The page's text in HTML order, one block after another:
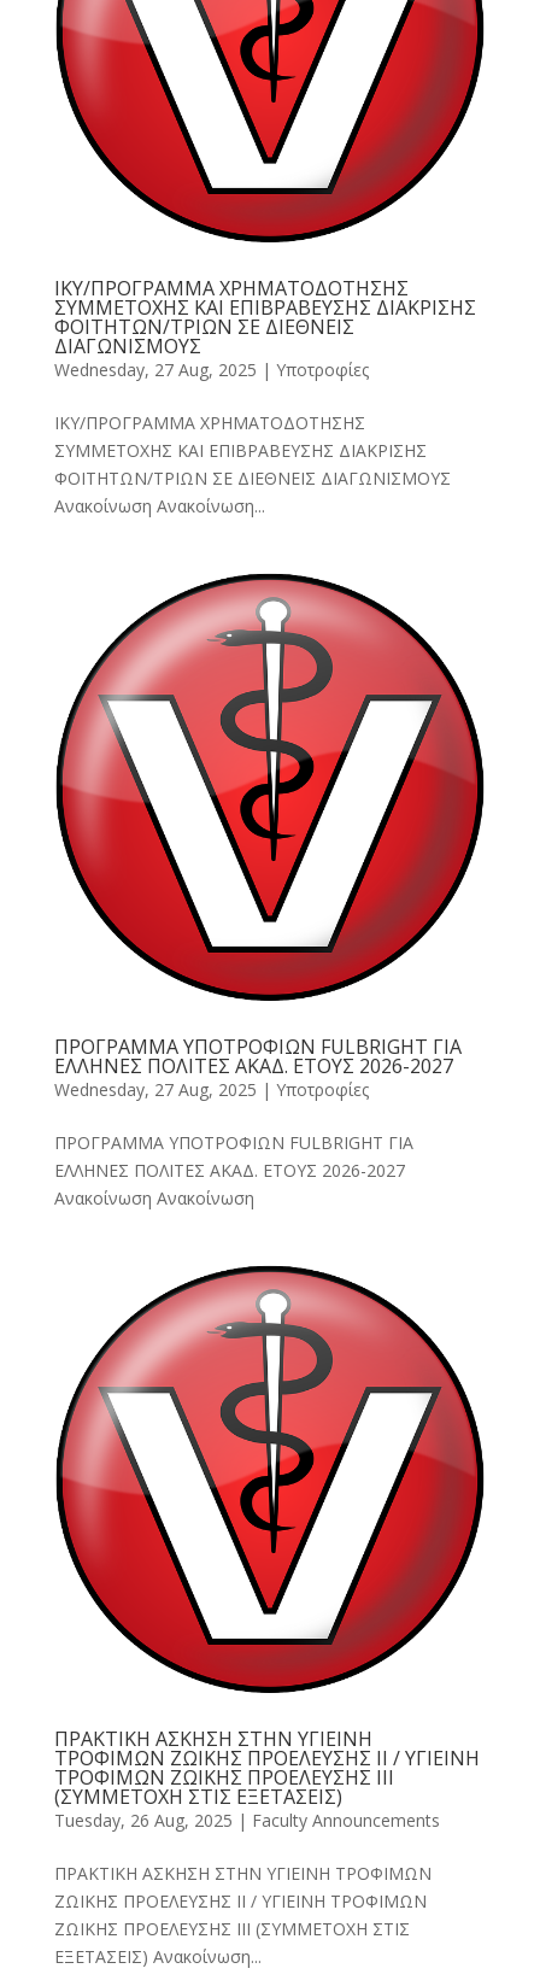
ΙΚΥ/ΠΡΟΓΡΑΜΜΑ ΧΡΗΜΑΤΟΔΟΤΗΣΗΣ
ΣΥΜΜΕΤΟΧΗΣ ΚΑΙ ΕΠΙΒΡΑΒΕΥΣΗΣ ΔΙΑΚΡΙΣΗΣ
ΦΟΙΤΗΤΩΝ/ΤΡΙΩΝ ΣΕ ΔΙΕΘΝΕΙΣ
ΔΙΑΓΩΝΙΣΜΟΥΣ
Wednesday, 27 Aug, 2025 | Υποτροφίες
ΙΚΥ/ΠΡΟΓΡΑΜΜΑ ΧΡΗΜΑΤΟΔΟΤΗΣΗΣ
ΣΥΜΜΕΤΟΧΗΣ ΚΑΙ ΕΠΙΒΡΑΒΕΥΣΗΣ ΔΙΑΚΡΙΣΗΣ
ΦΟΙΤΗΤΩΝ/ΤΡΙΩΝ ΣΕ ΔΙΕΘΝΕΙΣ ΔΙΑΓΩΝΙΣΜΟΥΣ
Ανακοίνωση Ανακοίνωση...
ΠΡΟΓΡΑΜΜΑ ΥΠΟΤΡΟΦΙΩΝ FULBRIGHT ΓΙΑ
ΕΛΛΗΝΕΣ ΠΟΛΙΤΕΣ ΑΚΑΔ. ΕΤΟΥΣ 2026-2027
Wednesday, 27 Aug, 2025 | Υποτροφίες
ΠΡΟΓΡΑΜΜΑ ΥΠΟΤΡΟΦΙΩΝ FULBRIGHT ΓΙΑ
ΕΛΛΗΝΕΣ ΠΟΛΙΤΕΣ ΑΚΑΔ. ΕΤΟΥΣ 2026-2027
Ανακοίνωση Ανακοίνωση
ΠΡΑΚΤΙΚΗ ΑΣΚΗΣΗ ΣΤΗΝ ΥΓΙΕΙΝΗ
ΤΡΟΦΙΜΩΝ ΖΩΙΚΗΣ ΠΡΟΕΛΕΥΣΗΣ ΙΙ / ΥΓΙΕΙΝΗ
ΤΡΟΦΙΜΩΝ ΖΩΙΚΗΣ ΠΡΟΕΛΕΥΣΗΣ ΙΙΙ
(ΣΥΜΜΕΤΟΧΗ ΣΤΙΣ ΕΞΕΤΑΣΕΙΣ)
Tuesday, 26 Aug, 2025 | Faculty Announcements
ΠΡΑΚΤΙΚΗ ΑΣΚΗΣΗ ΣΤΗΝ ΥΓΙΕΙΝΗ ΤΡΟΦΙΜΩΝ
ΖΩΙΚΗΣ ΠΡΟΕΛΕΥΣΗΣ ΙΙ / ΥΓΙΕΙΝΗ ΤΡΟΦΙΜΩΝ
ΖΩΙΚΗΣ ΠΡΟΕΛΕΥΣΗΣ ΙΙΙ (ΣΥΜΜΕΤΟΧΗ ΣΤΙΣ
ΕΞΕΤΑΣΕΙΣ) Ανακοίνωση...